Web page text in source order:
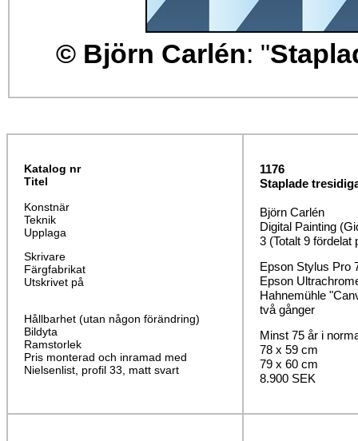
© Björn Carlén: "
Katalog nr
Titel
Konstnär
Teknik
Upplaga
Skrivare
Färgfabrikat
Utskrivet på
Hållbarhet (utan någon förändring)
Bildyta
Ramstorlek
Pris monterad och inramad med
Nielsenlist, profil 33, matt svart
1176
Staplade
Björn Carlén
Digital Painting
3 (Totalt 9 fördelat
Epson Stylus Pro
Epson
Hahnemühle
två gånger
Minst 75 år i
78 x 59 cm
79 x 60 cm
8.900 SEK